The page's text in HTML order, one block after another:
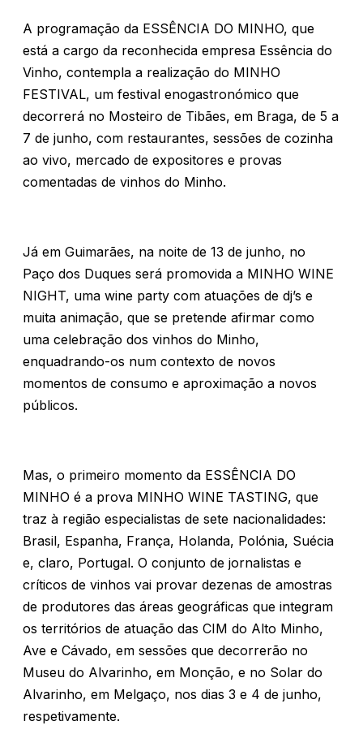
A programação da ESSÊNCIA DO MINHO, que
está a cargo da reconhecida empresa Essência do
Vinho, contempla a realização do MINHO
FESTIVAL, um festival enogastronómico que
decorrerá no Mosteiro de Tibães, em Braga, de 5 a
7 de junho, com restaurantes, sessões de cozinha
ao vivo, mercado de expositores e provas
comentadas de vinhos do Minho.
Já em Guimarães, na noite de 13 de junho, no
Paço dos Duques será promovida a MINHO WINE
NIGHT, uma wine party com atuações de dj’s e
muita animação, que se pretende afirmar como
uma celebração dos vinhos do Minho,
enquadrando-os num contexto de novos
momentos de consumo e aproximação a novos
públicos.
Mas, o primeiro momento da ESSÊNCIA DO
MINHO é a prova MINHO WINE TASTING, que
traz à região especialistas de sete nacionalidades:
Brasil, Espanha, França, Holanda, Polónia, Suécia
e, claro, Portugal. O conjunto de jornalistas e
críticos de vinhos vai provar dezenas de amostras
de produtores das áreas geográficas que integram
os territórios de atuação das CIM do Alto Minho,
Ave e Cávado, em sessões que decorrerão no
Museu do Alvarinho, em Monção, e no Solar do
Alvarinho, em Melgaço, nos dias 3 e 4 de junho,
respetivamente.